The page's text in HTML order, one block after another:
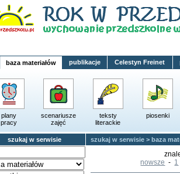
baza materiałów publikacje Celestyn Freinet
plany
pracy
scenariusze
zajęć
teksty
literackie
piosenki
szukaj w serwisie szukaj w serwisie > baza
nowsze - 1